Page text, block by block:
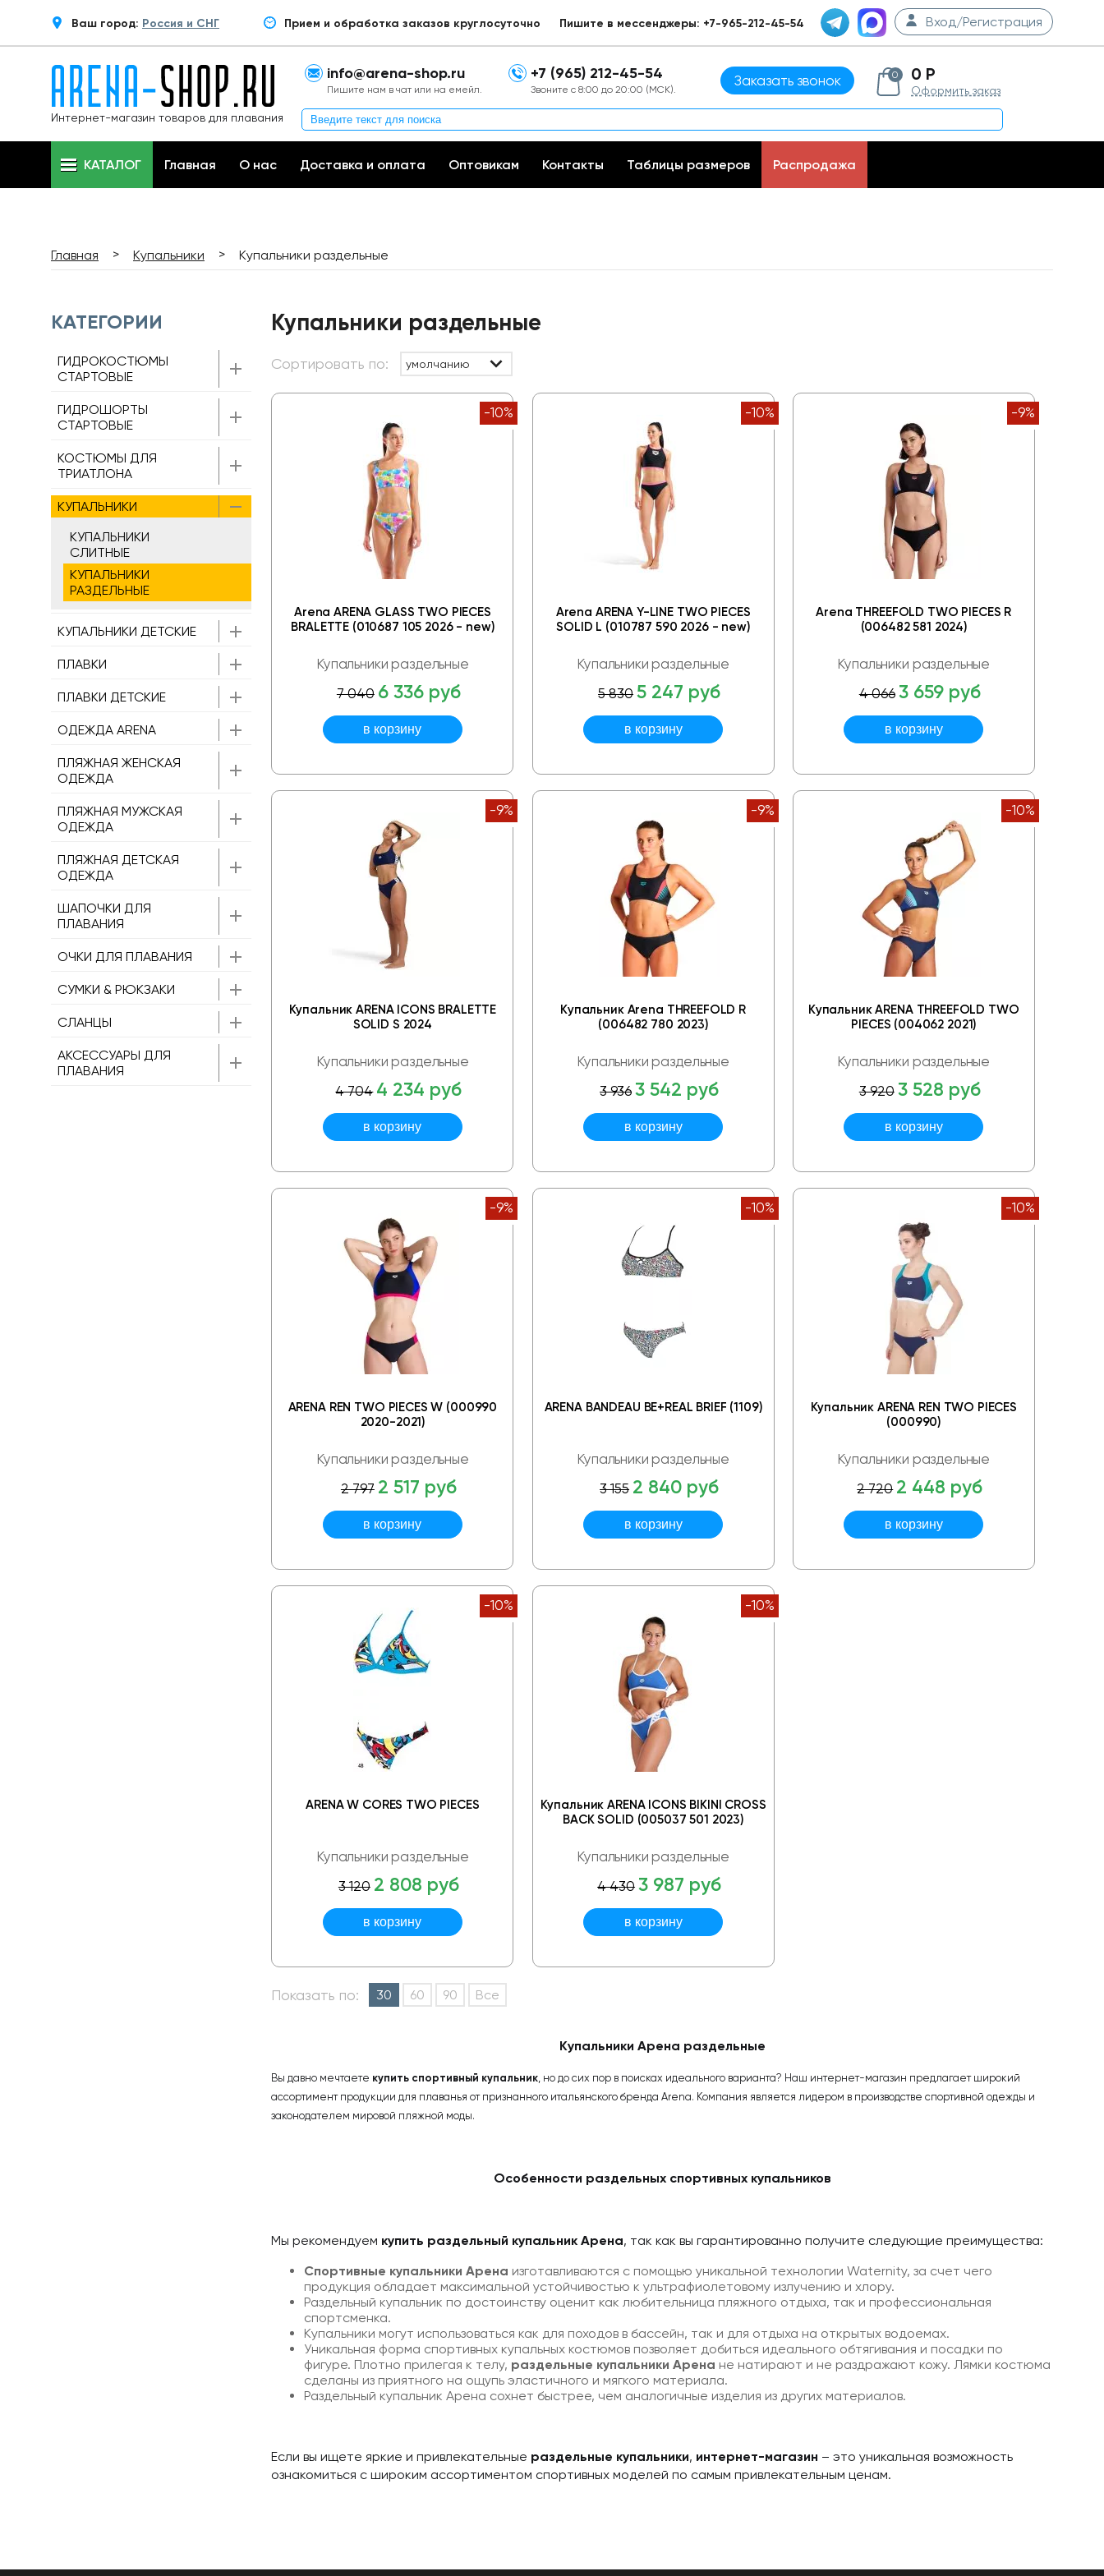
Ваш город: Россия и СНГ Прием и обработка заказов круглосуточно Пишите в мессенджеры: +7-965-212-45-54 Вход/Регистрация
Интернет-магазин товаров для плавания
info@arena-shop.ru
Пишите нам в чат или на емейл.
+7 (965) 212-45-54
Звоните с 8:00 до 20:00 (МСК).
Заказать звонок 0 0 Р
Оформить заказ
КАТАЛОГ Главная О нас Доставка и оплата Оптовикам Контакты Таблицы размеров Распродажа
Главная > Купальники > Купальники раздельные
КАТЕГОРИИ
ГИДРОКОСТЮМЫ
СТАРТОВЫЕ
ГИДРОШОРТЫ
СТАРТОВЫЕ
КОСТЮМЫ ДЛЯ
ТРИАТЛОНА
КУПАЛЬНИКИ
КУПАЛЬНИКИ
СЛИТНЫЕ
КУПАЛЬНИКИ
РАЗДЕЛЬНЫЕ
КУПАЛЬНИКИ ДЕТСКИЕ
ПЛАВКИ
ПЛАВКИ ДЕТСКИЕ
ОДЕЖДА ARENA
ПЛЯЖНАЯ ЖЕНСКАЯ
ОДЕЖДА
ПЛЯЖНАЯ МУЖСКАЯ
ОДЕЖДА
ПЛЯЖНАЯ ДЕТСКАЯ
ОДЕЖДА
ШАПОЧКИ ДЛЯ
ПЛАВАНИЯ
ОЧКИ ДЛЯ ПЛАВАНИЯ
СУМКИ & РЮКЗАКИ
СЛАНЦЫ
АКСЕССУАРЫ ДЛЯ
ПЛАВАНИЯ
Купальники раздельные
Сортировать по: умолчанию
-10%
Arena ARENA GLASS TWO PIECES
BRALETTE (010687 105 2026 - new)
Купальники раздельные
7 040 6 336 руб
-10%
Arena ARENA Y-LINE TWO PIECES
SOLID L (010787 590 2026 - new)
Купальники раздельные
5 830 5 247 руб
-9%
Arena THREEFOLD TWO PIECES R
(006482 581 2024)
Купальники раздельные
4 066 3 659 руб
-9%
Купальник ARENA ICONS BRALETTE
SOLID S 2024
Купальники раздельные
4 704 4 234 руб
-9%
Купальник Arena THREEFOLD R
(006482 780 2023)
Купальники раздельные
3 936 3 542 руб
-10%
Купальник ARENA THREEFOLD TWO
PIECES (004062 2021)
Купальники раздельные
3 920 3 528 руб
-9%
ARENA REN TWO PIECES W (000990
2020-2021)
Купальники раздельные
2 797 2 517 руб
-10%
ARENA BANDEAU BE+REAL BRIEF (1109)
Купальники раздельные
3 155 2 840 руб
-10%
Купальник ARENA REN TWO PIECES
(000990)
Купальники раздельные
2 720 2 448 руб
-10%
ARENA W CORES TWO PIECES
Купальники раздельные
3 120 2 808 руб
-10%
Купальник ARENA ICONS BIKINI CROSS
BACK SOLID (005037 501 2023)
Купальники раздельные
4 430 3 987 руб
Показать по: 30 60 90 Все
Купальники Арена раздельные
Вы давно мечтаете купить спортивный купальник , но до сих пор в поисках идеального варианта? Наш интернет-магазин предлагает широкий
ассортимент продукции для плаванья от признанного итальянского бренда Arena. Компания является лидером в производстве спортивной одежды и
законодателем мировой пляжной моды.
Особенности раздельных спортивных купальников
Мы рекомендуем купить раздельный купальник Арена, так как вы гарантированно получите следующие преимущества:
Спортивные купальники Арена изготавливаются с помощью уникальной технологии Waternity, за счет чего
продукция обладает максимальной устойчивостью к ультрафиолетовому излучению и хлору.
Раздельный купальник по достоинству оценит как любительница пляжного отдыха, так и профессиональная
спортсменка.
Купальники могут использоваться как для походов в бассейн, так и для отдыха на открытых водоемах.
Уникальная форма спортивных купальных костюмов позволяет добиться идеального обтягивания и посадки по
фигуре. Плотно прилегая к телу, раздельные купальники Арена не натирают и не раздражают кожу. Лямки костюма
сделаны из приятного на ощупь эластичного и мягкого материала.
Раздельный купальник Арена сохнет быстрее, чем аналогичные изделия из других материалов.
Если вы ищете яркие и привлекательные раздельные купальники, интернет-магазин – это уникальная возможность
ознакомиться с широким ассортиментом спортивных моделей по самым привлекательным ценам.